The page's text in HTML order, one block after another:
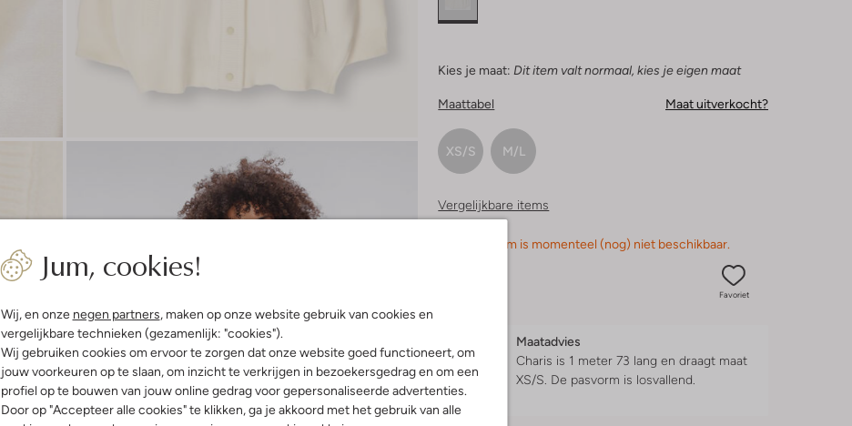
Jum, cookies!
Wij, en onze negen partners, maken op onze website gebruik van cookies en
vergelijkbare technieken (gezamenlijk: "cookies").
Wij gebruiken cookies om ervoor te zorgen dat onze website goed functioneert, om
jouw voorkeuren op te slaan, om inzicht te verkrijgen in bezoekersgedrag en om een
profiel op te bouwen van jouw online gedrag voor gepersonaliseerde advertenties.
Door op "Accepteer alle cookies" te klikken, ga je akkoord met het gebruik van alle
Kies je maat: Dit item valt normaal, kies je eigen maat
Maattabel Maat uitverkocht?
XS/S M/L
Vergelijkbare items
Sorry, dit item is momenteel (nog) niet beschikbaar.
Favoriet
Maatadvies
Charis is 1 meter 73 lang en draagt maat
XS/S. De pasvorm is losvallend.